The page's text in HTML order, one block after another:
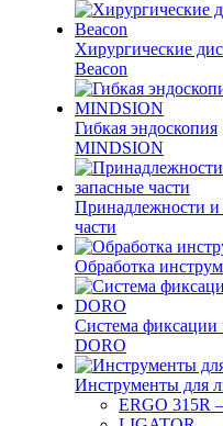
Хирургические
Beacon
Гибкая эндоскопия
MINDSION
Принадлежности и
части
Обработка
Система фиксации
DORO
Инструменты для
ERGO 315R